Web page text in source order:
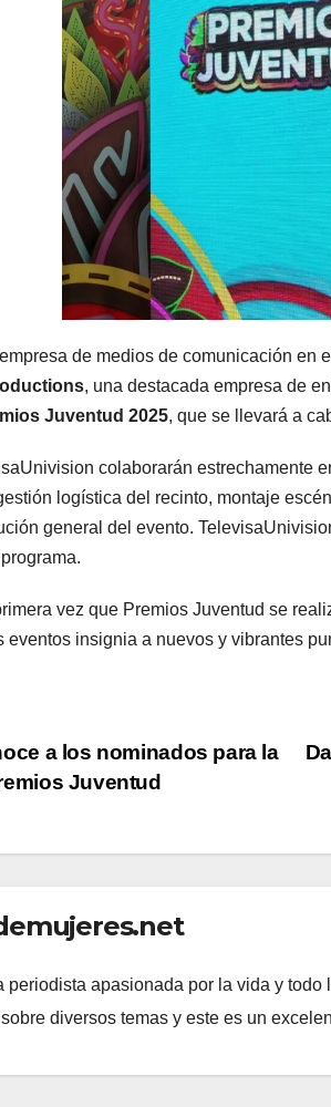
de medios de comunicación en
, una destacada empresa de
Juventud 2025, que se llevará a
colaborarán estrechamente
logística del recinto, montaje
general del evento.
vez que Premios Juventud se
eventos insignia a nuevos y vibrantes
a los nominados para la
Juventud
periodista apasionada por la vida y
diversos temas y este es un